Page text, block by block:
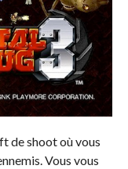
de shoot où vous
Vous vous